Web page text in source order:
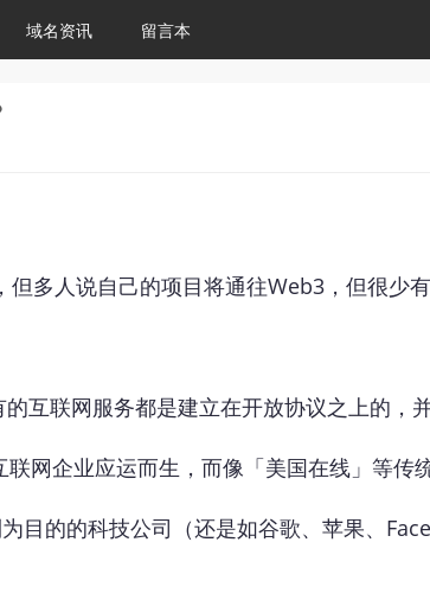
域名资讯 留言本
多人说自己的项目将通往Web3，但很少
联网服务都是建立在开放协议之上的，并
网企业应运而生，而像「美国在线」等传
的的科技公司（还是如谷歌、苹果、